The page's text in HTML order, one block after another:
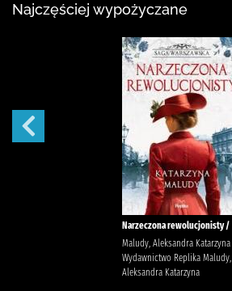
Najczęściej wypożyczane
Narzeczona rewolucjonisty /
Maludy, Aleksandra Katarzyna
Wydawnictwo Replika Maludy,
Aleksandra Katarzyna